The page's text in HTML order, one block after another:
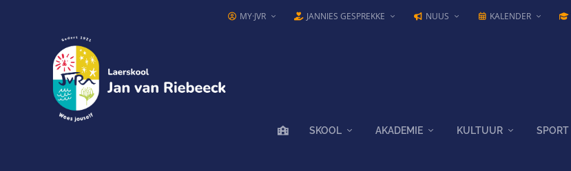
MY·JVR JANNIES GESPREKKE NUUS KALENDER
SKOOL AKADEMIE KULTUUR SPORT